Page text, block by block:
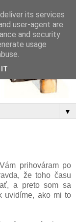
▼
prihováram po
že toho času
a preto som sa
uvidíme, ako mi to
its services
user-agent are
and security
usage
IT